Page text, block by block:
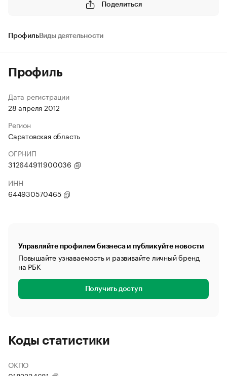
Поделиться
ПрофильВиды деятельности
Профиль
Дата регистрации
28 апреля 2012
Регион
Саратовская область
ОГРНИП
312644911900036
ИНН
644930570465
Управляйте профилем бизнеса и публикуйте новости
Повышайте узнаваемость и развивайте личный бренд
на РБК
Получить доступ
Коды статистики
ОКПО